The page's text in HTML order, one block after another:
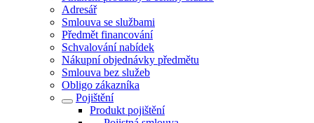
Adresář
Smlouva se službami
Předmět financování
Schvalování nabídek
Nákupní objednávky předmětu
Smlouva bez služeb
Obligo zákazníka
Pojištění
Produkt pojištění